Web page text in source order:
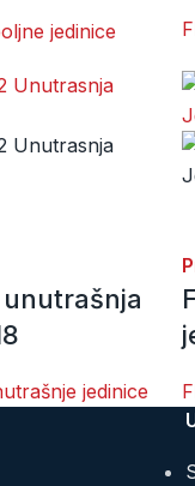
jedinice
unutrašnja
jedinice